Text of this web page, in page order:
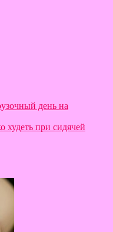
день на
худеть при сидячей